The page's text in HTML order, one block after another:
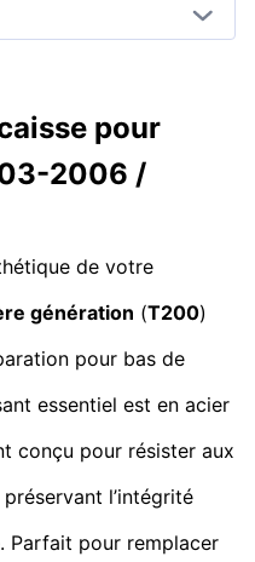
pour
2006 /
de votre
génération (T200)
pour bas de
essentiel est en acier
conçu pour résister aux
l’intégrité
Parfait pour remplacer